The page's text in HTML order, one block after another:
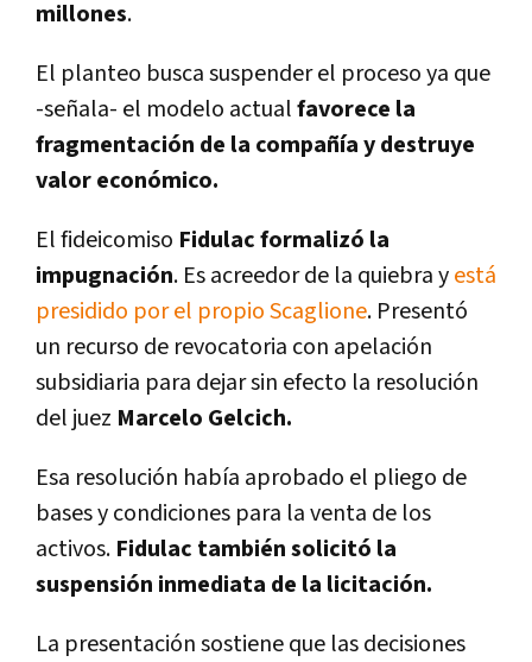
millones.
El planteo busca suspender el proceso ya que
-señala- el modelo actualfavorece la
fragmentación de la compañía y destruye
valor económico.
El fideicomiso Fidulac formalizó la
impugnación. Es acreedor de la quiebra yestá
presidido por el propio Scaglione. Presentó
un recurso de revocatoria con apelación
subsidiaria para dejar sin efecto la resolución
del juez Marcelo Gelcich.
Esa resolución había aprobado el pliego de
bases y condiciones para la venta de los
activos. Fidulac también solicitó la
suspensión inmediata de la licitación.
La presentación sostiene que las decisiones